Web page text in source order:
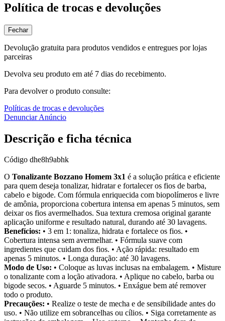
Política de trocas e devoluções
Fechar
Devolução gratuita para produtos vendidos e entregues por lojas
parceiras
Devolva seu produto em até 7 dias do recebimento.
Para devolver o produto consulte:
Políticas de trocas e devoluções
Denunciar Anúncio
Descrição e ficha técnica
Código dhe8h9abhk
O Tonalizante Bozzano Homem 3x1 é a solução prática e eficiente
para quem deseja tonalizar, hidratar e fortalecer os fios de barba,
cabelo e bigode. Com fórmula enriquecida com biopolímeros e livre
de amônia, proporciona cobertura intensa em apenas 5 minutos, sem
deixar os fios avermelhados. Sua textura cremosa original garante
aplicação uniforme e resultado natural, durando até 30 lavagens.
Benefícios: • 3 em 1: tonaliza, hidrata e fortalece os fios. •
Cobertura intensa sem avermelhar. • Fórmula suave com
ingredientes que cuidam dos fios. • Ação rápida: resultado em
apenas 5 minutos. • Longa duração: até 30 lavagens.
Modo de Uso: • Coloque as luvas inclusas na embalagem. • Misture
o tonalizante com a loção ativadora. • Aplique no cabelo, barba ou
bigode secos. • Aguarde 5 minutos. • Enxágue bem até remover
todo o produto.
Precauções: • Realize o teste de mecha e de sensibilidade antes do
uso. • Não utilize em sobrancelhas ou cílios. • Siga corretamente as